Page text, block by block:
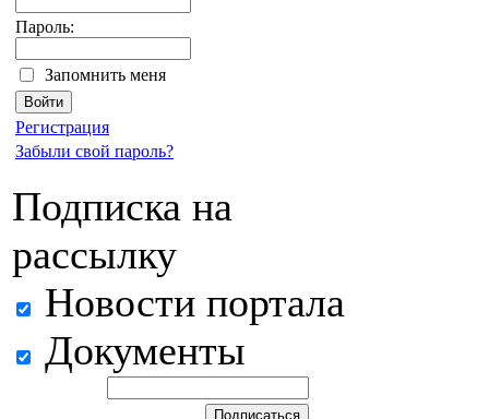
Пароль:
Запомнить меня
Регистрация
Забыли свой пароль?
Подписка на
рассылку
Новости портала
Документы